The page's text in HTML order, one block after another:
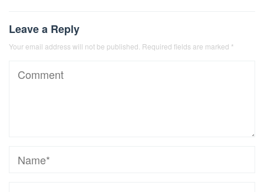
Leave a Reply
Your email address will not be published. Required fields are marked *